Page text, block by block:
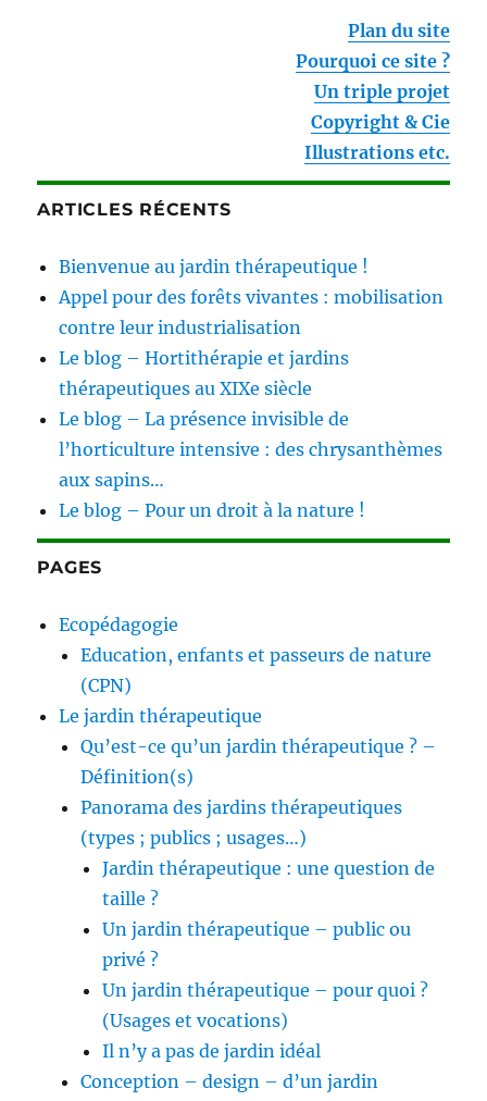
Plan du site
Pourquoi ce site ?
Un triple projet
Copyright & Cie
Illustrations etc.
ARTICLES RÉCENTS
Bienvenue au jardin thérapeutique !
Appel pour des forêts vivantes : mobilisation
contre leur industrialisation
Le blog – Hortithérapie et jardins
thérapeutiques au XIXe siècle
Le blog – La présence invisible de
l’horticulture intensive : des chrysanthèmes
aux sapins…
Le blog – Pour un droit à la nature !
PAGES
Ecopédagogie
Education, enfants et passeurs de nature
(CPN)
Le jardin thérapeutique
Qu’est-ce qu’un jardin thérapeutique ? –
Définition(s)
Panorama des jardins thérapeutiques
(types ; publics ; usages…)
Jardin thérapeutique : une question de
taille ?
Un jardin thérapeutique – public ou
privé ?
Un jardin thérapeutique – pour quoi ?
(Usages et vocations)
Il n’y a pas de jardin idéal
Conception – design – d’un jardin